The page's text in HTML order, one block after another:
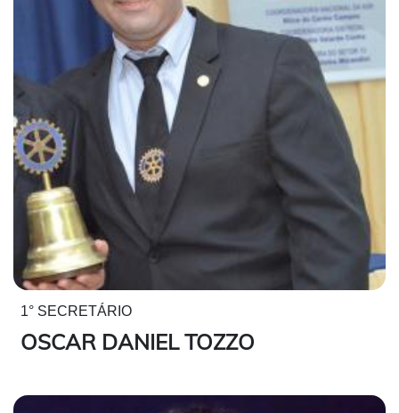
1° SECRETÁRIO
OSCAR DANIEL TOZZO